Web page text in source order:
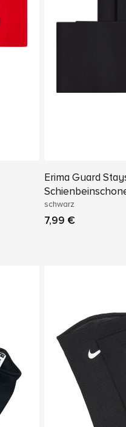
Erima Guard
schwarz
7,99 €